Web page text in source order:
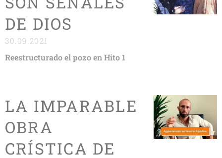
DE DIOS
30.09.2021
Reestructurado el pozo en Hito 1
LA IMPARABLE
OBRA
CRÍSTICA DE